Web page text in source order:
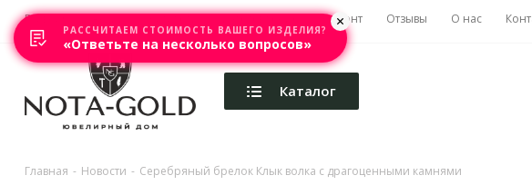
Главная Акции Каталоги Изготовление Ремонт Отзывы О нас
Каталог
Главная - Новости - Серебряный брелок Клык волка с драгоценными камнями
РАССЧИТАЕМ СТОИМОСТЬ ВАШЕГО ИЗДЕЛИЯ?
«Ответьте на несколько вопросов»